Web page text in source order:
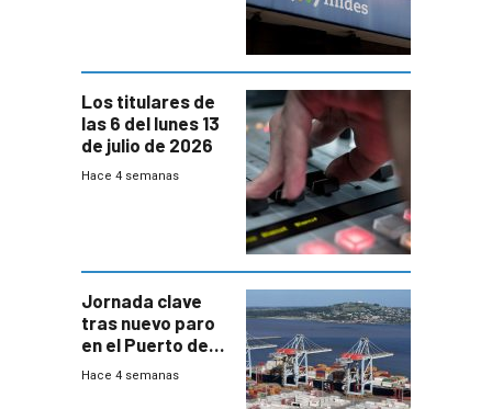
Los titulares de
las 6 del lunes 13
de julio de 2026
Hace 4 semanas
Jornada clave
tras nuevo paro
en el Puerto de
Montevideo
Hace 4 semanas